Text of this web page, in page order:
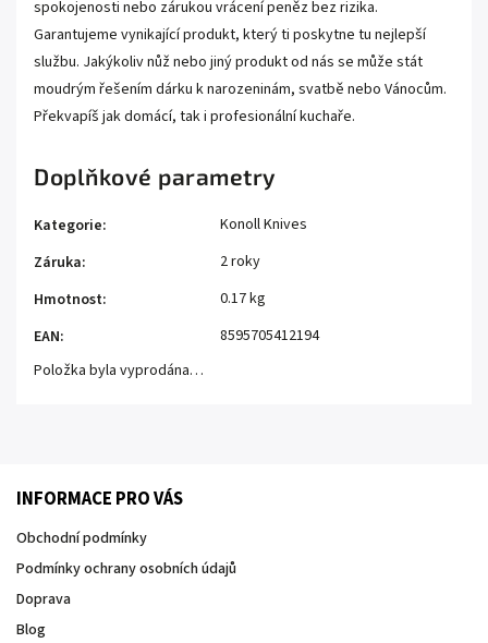
spokojenosti nebo zárukou vrácení peněz bez rizika.
Garantujeme vynikající produkt, který ti poskytne tu nejlepší
službu. Jakýkoliv nůž nebo jiný produkt od nás se může stát
moudrým řešením dárku k narozeninám, svatbě nebo Vánocům.
Překvapíš jak domácí, tak i profesionální kuchaře.
Doplňkové parametry
Kategorie:
Konoll Knives
Záruka:
2 roky
Hmotnost:
0.17 kg
EAN:
8595705412194
Položka byla vyprodána…
INFORMACE PRO VÁS
Obchodní podmínky
Podmínky ochrany osobních údajů
Doprava
Blog